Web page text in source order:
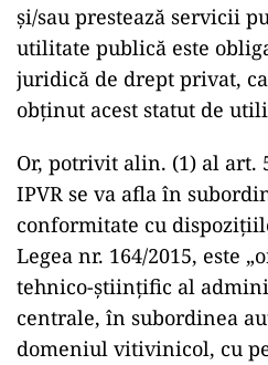
şi/sau prestează servicii
utilitate publică este
juridică de drept privat,
obţinut acest statut de
Or, potrivit alin. (1) al art.
IPVR se va afla în
conformitate cu
Legea nr. 164/2015, este
tehnico-ştiinţific al
centrale, în subordinea
domeniul vitivinicol, cu